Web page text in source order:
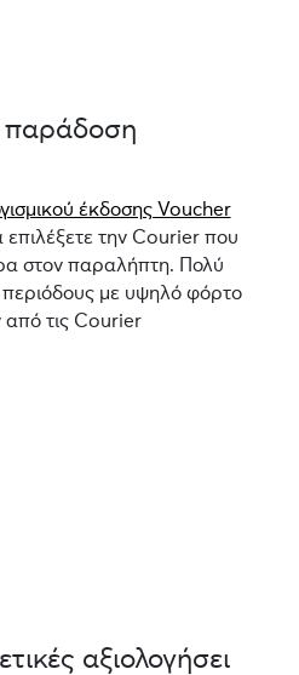
παράδοση
έκδοσης Voucher
επιλέξετε την Courier που
στον παραλήπτη. Πολύ
περιόδους με υψηλό φόρτο
τις Courier
αξιολογήσει